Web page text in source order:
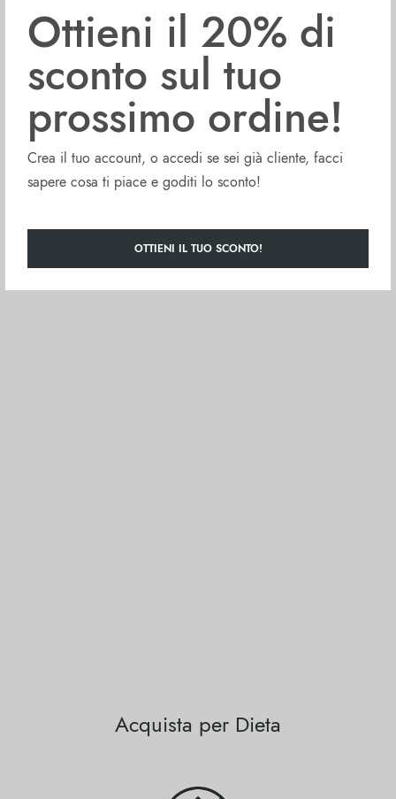
Ottieni il 20% di
sconto sul tuo
prossimo ordine!
Crea il tuo account, o accedi se sei già cliente, facci
sapere cosa ti piace e goditi lo sconto!
OTTIENI IL TUO SCONTO!
Biologico
Compra ora
Acquista per Dieta